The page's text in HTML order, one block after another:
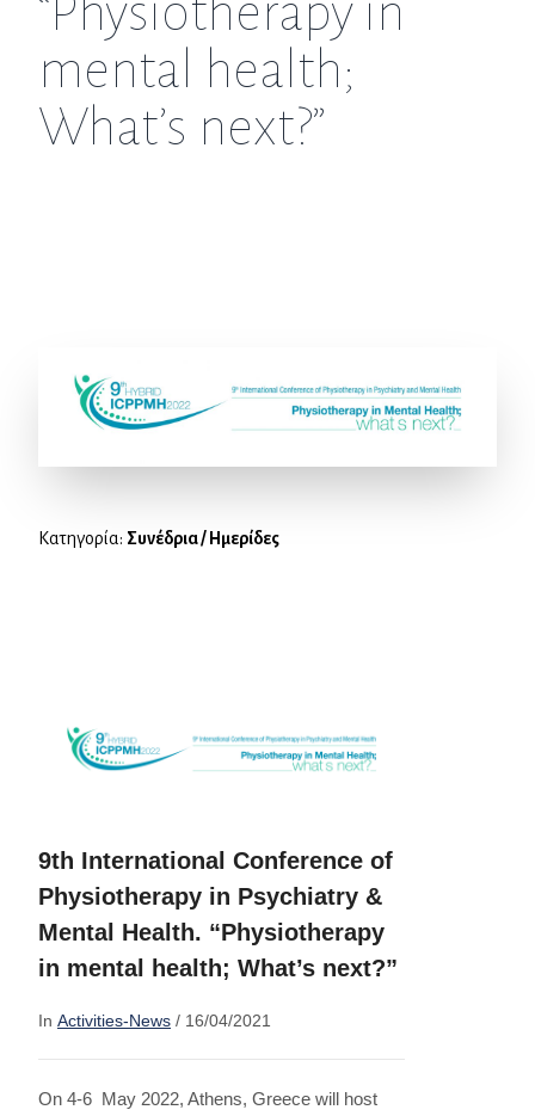
“Physiotherapy in
mental health;
What’s next?”
9th International Conference of
Physiotherapy in Psychiatry &
Mental Health. “Physiotherapy
in mental health; What’s next?”
In Activities-News / 16/04/2021
On 4-6 May 2022, Athens, Greece will host
Κατηγορία: Συνέδρια / Ημερίδες